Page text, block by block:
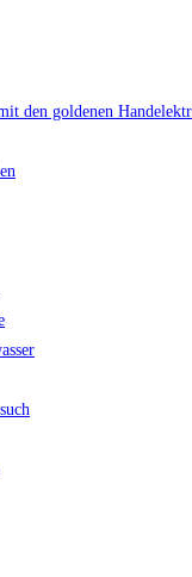
den goldenen